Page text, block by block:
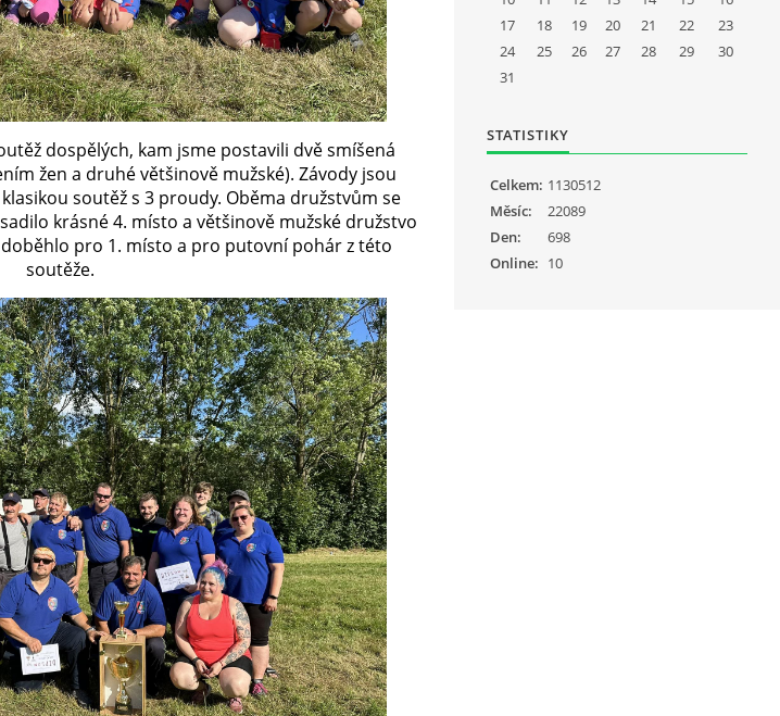
dospělých, kam jsme postavili dvě smíšená
žen a druhé většinově mužské). Závody jsou
soutěž s 3 proudy. Oběma družstvům se
krásné 4. místo a většinově mužské družstvo
pro 1. místo a pro putovní pohár z této
soutěže.
17
18 19 20 21 22
23
24
25 26 27 28 29
30
31
STATISTIKY
Online: 10
Celkem: 1130512
Měsíc:
22089
Den:
698